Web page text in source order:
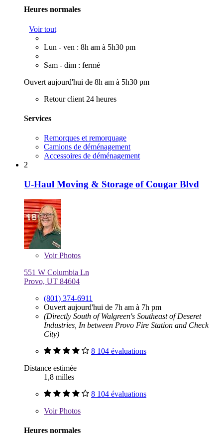
Heures normales
Voir tout
Lun - ven : 8h am à 5h30 pm
Sam - dim : fermé
Ouvert aujourd'hui de 8h am à 5h30 pm
Retour client 24 heures
Services
Remorques et remorquage
Camions de déménagement
Accessoires de déménagement
2
U-Haul Moving & Storage of Cougar Blvd
VoirPhotos
551 W Columbia Ln
Provo, UT 84604
(801) 374-6911
Ouvert aujourd'hui de 7h am à 7h pm
(Directly South of Walgreen's Southeast of Deseret
Industries, In between Provo Fire Station and Check
City)
8 104 évaluations
Distance estimée
1,8 milles
8 104 évaluations
VoirPhotos
Heures normales